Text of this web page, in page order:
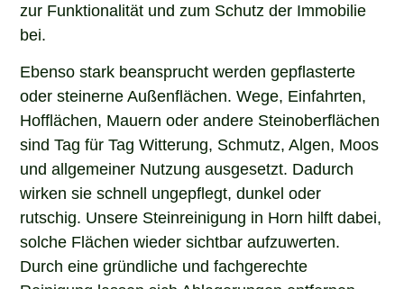
zur Funktionalität und zum Schutz der Immobilie
bei.
Ebenso stark beansprucht werden gepflasterte
oder steinerne Außenflächen. Wege, Einfahrten,
Hofflächen, Mauern oder andere Steinoberflächen
sind Tag für Tag Witterung, Schmutz, Algen, Moos
und allgemeiner Nutzung ausgesetzt. Dadurch
wirken sie schnell ungepflegt, dunkel oder
rutschig. Unsere Steinreinigung in Horn hilft dabei,
solche Flächen wieder sichtbar aufzuwerten.
Durch eine gründliche und fachgerechte